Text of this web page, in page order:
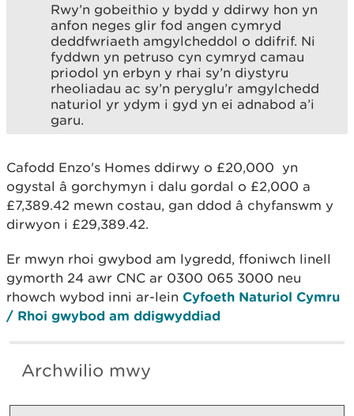
Rwy’n gobeithio y bydd y ddirwy hon yn
anfon neges glir fod angen cymryd
deddfwriaeth amgylcheddol o ddifrif. Ni
fyddwn yn petruso cyn cymryd camau
priodol yn erbyn y rhai sy’n diystyru
rheoliadau ac sy’n peryglu’r amgylchedd
naturiol yr ydym i gyd yn ei adnabod a’i
garu.
Cafodd Enzo's Homes ddirwy o £20,000 yn
ogystal â gorchymyn i dalu gordal o £2,000 a
£7,389.42 mewn costau, gan ddod â chyfanswm y
dirwyon i £29,389.42.
Er mwyn rhoi gwybod am lygredd, ffoniwch linell
gymorth 24 awr CNC ar 0300 065 3000 neu
rhowch wybod inni ar-lein Cyfoeth Naturiol Cymru
/ Rhoi gwybod am ddigwyddiad
Archwilio mwy